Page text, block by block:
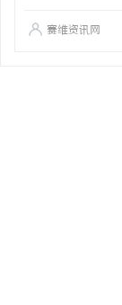
赛维资讯网